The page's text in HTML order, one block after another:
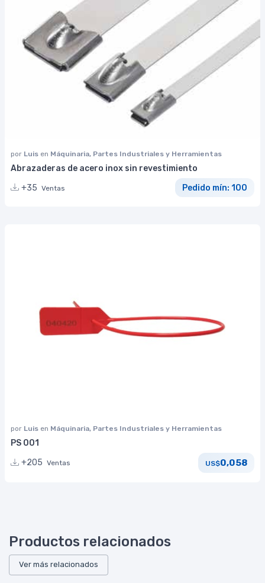
por Luis en Máquinaria, Partes Industriales y Herramientas
Abrazaderas de acero inox sin revestimiento
+35 Ventas Pedido mín: 100
por Luis en Máquinaria, Partes Industriales y Herramientas
PS 001
+205 Ventas US$0,058
Productos relacionados
Ver más relacionados